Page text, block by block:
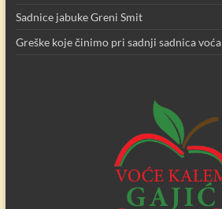
Sadnice jabuke Greni Smit
Greške koje činimo pri sadnji sadnica voća